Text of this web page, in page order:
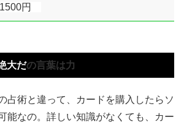
1500円
大だの言葉は力
占術と違って、カードを購入したらソ
能なの。詳しい知識がなくても、カー